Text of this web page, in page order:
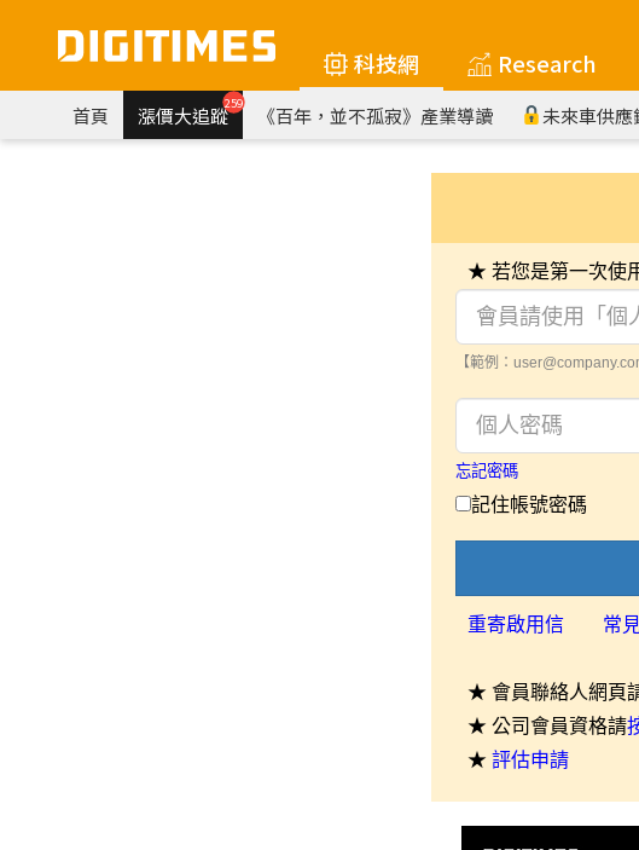
科技網 Research
首頁 漲價大追蹤259 《百年，並不孤寂》產業導讀 未來車供應
★ 若您是第一次使
【範例：
忘記密碼
記住帳號密碼
重寄啟用信 常
★ 會員聯絡人網頁
★ 公司會員資格請
★ 評估申請